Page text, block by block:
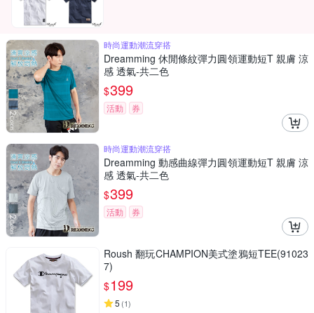
時尚運動潮流穿搭
Dreamming 休閒條紋彈力圓領運動短T 親膚 涼
感 透氣-共二色
$399
活動 券
時尚運動潮流穿搭
Dreamming 動感曲線彈力圓領運動短T 親膚 涼
感 透氣-共二色
$399
活動 券
Roush 翻玩CHAMPION美式塗鴉短TEE(91023
7)
$199
5 (1)